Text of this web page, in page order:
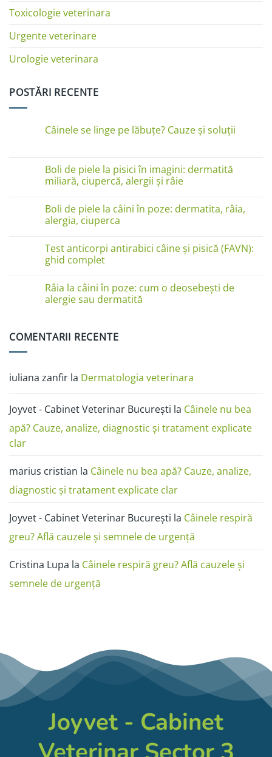
Toxicologie veterinara
Urgente veterinare
Urologie veterinara
POSTĂRI RECENTE
Câinele se linge pe lăbuțe? Cauze și soluții
Câinele
se
linge
Cauze
și
soluții
Boli de piele la pisici în imagini: dermatită
miliară, ciupercă, alergii și râie
la
Boli
de
pisici
în
imagini:
ciupercă,
alergii
și
Boli de piele la câini în poze: dermatita, râia,
alergia, ciuperca
Boli
de
câini
în
poze:
ciuperca
Test anticorpi antirabici câine și pisică (FAVN):
ghid complet
la
Test
anticorpi
pisică
Râia la câini în poze: cum o deosebești de
alergie sau dermatită
Râia
cum
o
alergie
sau
COMENTARII RECENTE
iuliana zanfir la Dermatologia veterinara
Joyvet - Cabinet Veterinar București la Câinele nu bea
apă? Cauze, analize, diagnostic și tratament explicate
clar
marius cristian la Câinele nu bea apă? Cauze, analize,
diagnostic și tratament explicate clar
Joyvet - Cabinet Veterinar București la Câinele respiră
greu? Află cauzele și semnele de urgență
Cristina Lupa la Câinele respiră greu? Află cauzele și
semnele de urgență
Joyvet - Cabinet